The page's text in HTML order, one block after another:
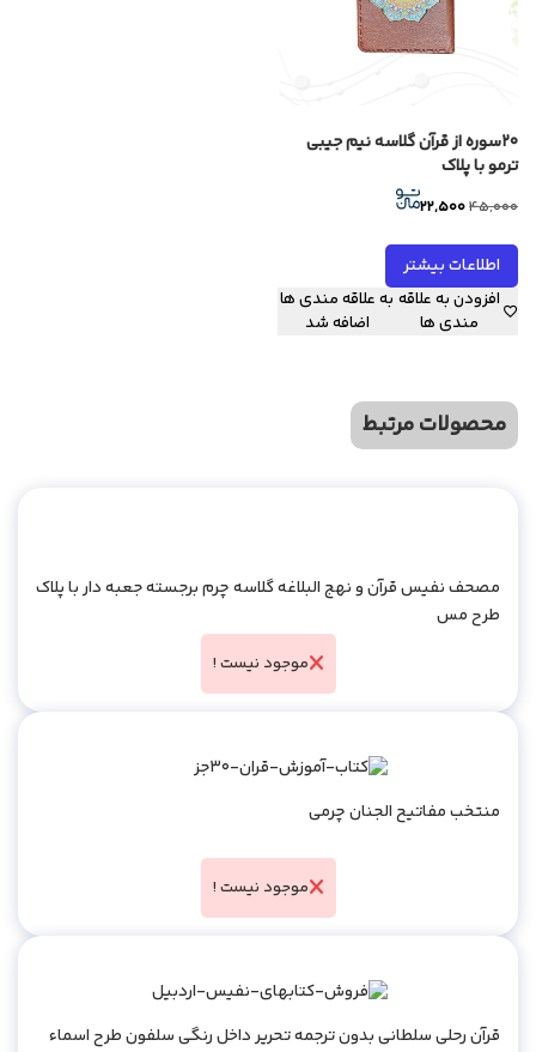
20سوره از قرآن گلاسه نیم جیبی
ترمو با پلاک
45,000
Original
was:
45,000.
22,500
Current
is:
22,500.اطلاعات بیشتر
افزودن به علاقه
مندی ها
به علاقه مندی ها
اضافه شد
محصولات مرتبط
مصحف نفیس قرآن و نهج البلاغه گلاسه چرم برجسته جعبه دار با پلاک
طرح مس
موجود نیست !
منتخب مفاتیح الجنان چرمی
موجود نیست !
قرآن رحلی سلطانی بدون ترجمه تحریر داخل رنگی سلفون طرح اسماء